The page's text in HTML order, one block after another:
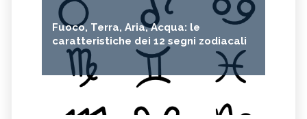
Fuoco, Terra, Aria, Acqua: le
caratteristiche dei 12 segni zodiacali